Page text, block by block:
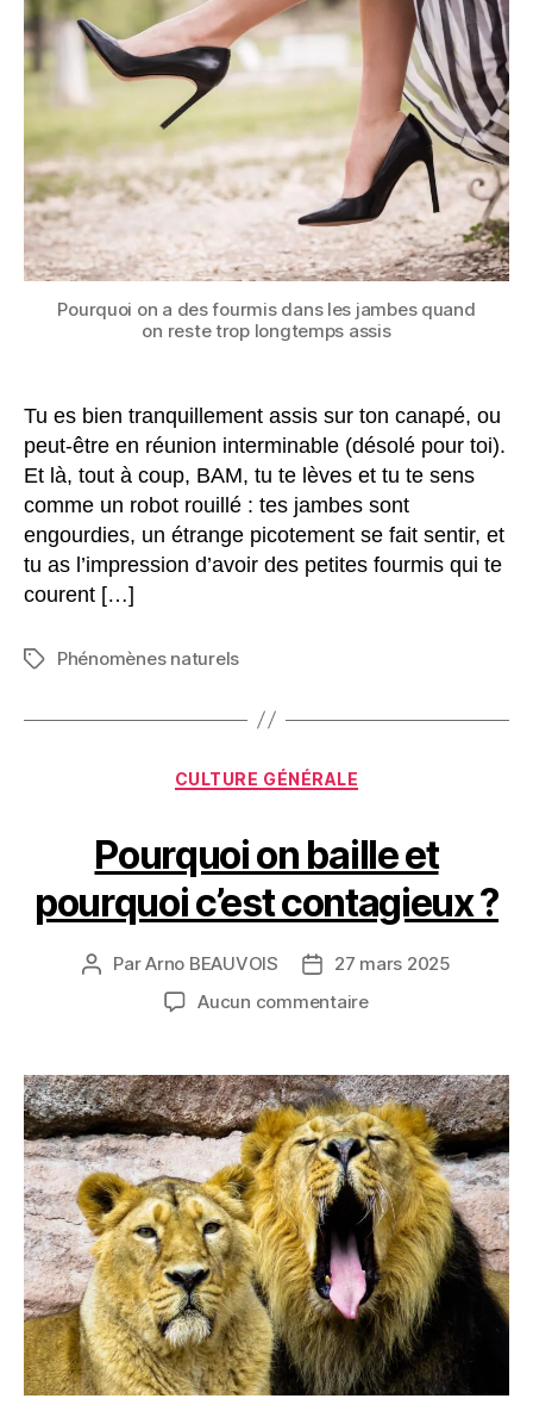
fourmis
jambes
quand
on
reste
trop
longtemps
assis
?
Pourquoi on a des fourmis dans les jambes quand
on reste trop longtemps assis
Tu es bien tranquillement assis sur ton canapé, ou
peut-être en réunion interminable (désolé pour toi).
Et là, tout à coup, BAM, tu te lèves et tu te sens
comme un robot rouillé : tes jambes sont
engourdies, un étrange picotement se fait sentir, et
tu as l’impression d’avoir des petites fourmis qui te
courent […]
Étiquettes
Phénomènes naturels
Catégories
CULTURE GÉNÉRALE
Pourquoi on baille et
pourquoi c’est contagieux ?
Auteur
ParArno BEAUVOIS
Date
de
27 mars 2025
Aucun commentairesur
baille
et
pourquoi
c’est
contagieux
?